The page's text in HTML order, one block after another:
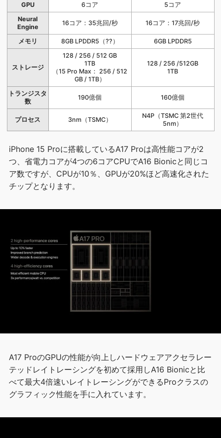
GPU
6コア
5コア
Neural
Engine
16コア：35兆回/秒 16コア：17兆回/秒
メモリ 8GB LPDDR5（??） 6GB LPDDR5
ストレージ
128 / 256 / 512 GB
1TB
（15 Pro Max： 256 / 512
GB / 1TB）
128 / 256 /512GB
1TB
トランジスタ
数
190億個 160億個
プロセス 3nm（TSMC）
N4P（TSMC 第2世代
5nm）
iPhone 15 Proに搭載しているA17 Proは高性能コアが2
つ、省電力コアが4つの6コアCPUでA16 Bionicと同じコ
ア数ですが、CPUが10％、GPUが20%ほど高速化された
チップとなります。
A17 ProのGPUの性能が向上しハードウェアアクセラレー
テッドレイトレーシングを初めて採用しA16 Bionicと比
べて最大4倍速いレイトレーシングができるProクラスの
グラフィック性能を手に入れています。